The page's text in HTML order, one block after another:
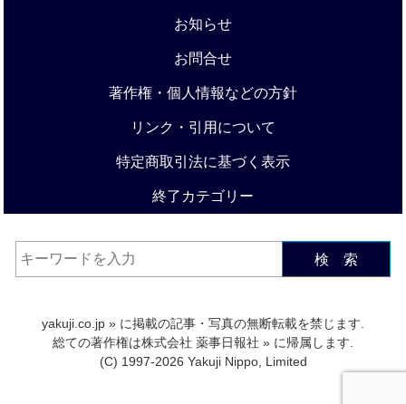
お知らせ
お問合せ
著作権・個人情報などの方針
リンク・引用について
特定商取引法に基づく表示
終了カテゴリー
検 索
yakuji.co.jp » に掲載の記事・写真の無断転載を禁じます.
総ての著作権は株式会社 薬事日報社 » に帰属します.
(C) 1997-2026 Yakuji Nippo, Limited